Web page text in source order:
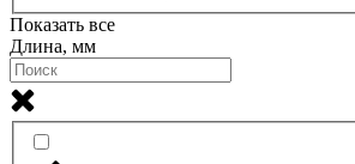
Показать все
Длина, мм